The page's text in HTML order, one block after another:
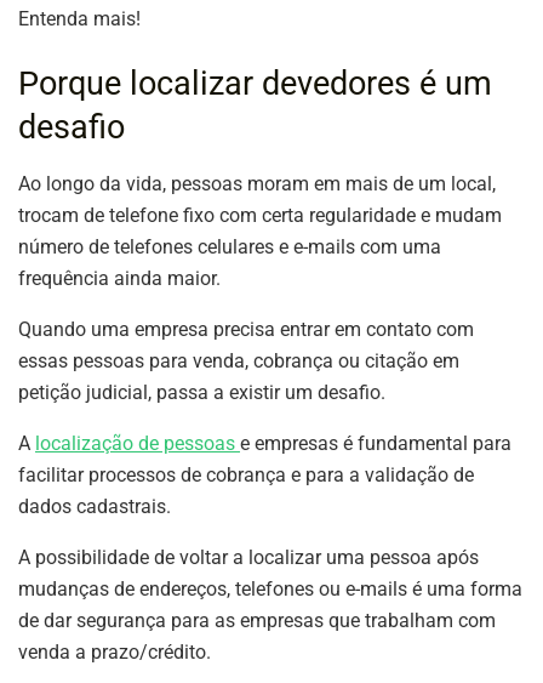
Entenda mais!
Porque localizar devedores é um
desafio
Ao longo da vida, pessoas moram em mais de um local,
trocam de telefone fixo com certa regularidade e mudam
número de telefones celulares e e-mails com uma
frequência ainda maior.
Quando uma empresa precisa entrar em contato com
essas pessoas para venda, cobrança ou citação em
petição judicial, passa a existir um desafio.
A localização de pessoas e empresas é fundamental para
facilitar processos de cobrança e para a validação de
dados cadastrais.
A possibilidade de voltar a localizar uma pessoa após
mudanças de endereços, telefones ou e-mails é uma forma
de dar segurança para as empresas que trabalham com
venda a prazo/crédito.